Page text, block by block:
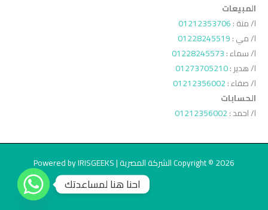
المبيعات
ا/ منة :01212353706
ا/ مي :01228245519
ا/ سماء :01228245573
ا/ هدير :01273705210
ا/ صفاء :01212356002
الحسابات
ا/ احمد :01212356002
Copyright © 2026 الشركة المصرية | Powered by IRISGEEKS
احنا هنا لمساعدتك